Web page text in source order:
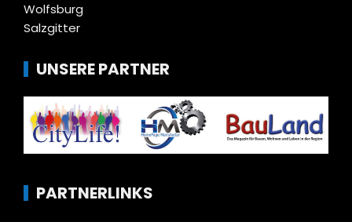
Wolfsburg
Salzgitter
UNSERE PARTNER
PARTNERLINKS